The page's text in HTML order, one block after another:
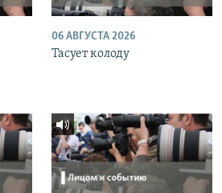
06 АВГУСТА 2026
Тасует колоду